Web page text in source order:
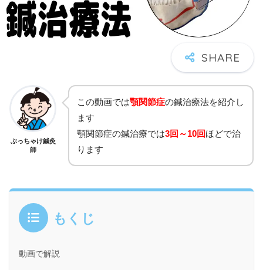
ぶっちゃけ鍼灸
師
この動画では顎関節症の鍼治療法を紹介し
ます
顎関節症の鍼治療では3回～10回ほどで治
ります
もくじ
動画で解説